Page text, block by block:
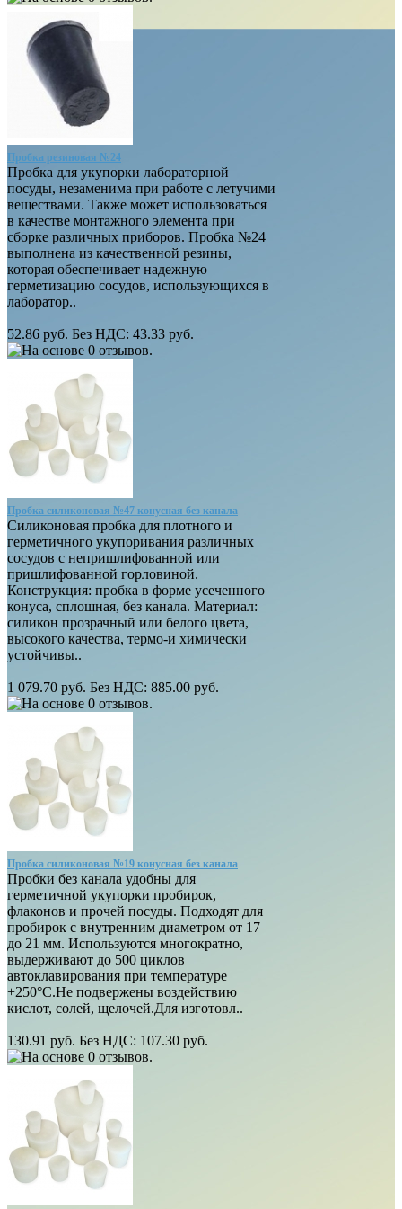
Пробка резиновая №24
Пробка для укупорки лабораторной
посуды, незаменима при работе с летучими
веществами. Также может использоваться
в качестве монтажного элемента при
сборке различных приборов. Пробка №24
выполнена из качественной резины,
которая обеспечивает надежную
герметизацию сосудов, использующихся в
лаборатор..
52.86 руб. Без НДС: 43.33 руб.
Пробка силиконовая №47 конусная без канала
Силиконовая пробка для плотного и
герметичного укупоривания различных
сосудов с непришлифованной или
пришлифованной горловиной.
Конструкция: пробка в форме усеченного
конуса, сплошная, без канала. Материал:
силикон прозрачный или белого цвета,
высокого качества, термо-и химически
устойчивы..
1 079.70 руб. Без НДС: 885.00 руб.
Пробка силиконовая №19 конусная без канала
Пробки без канала удобны для
герметичной укупорки пробирок,
флаконов и прочей посуды. Подходят для
пробирок с внутренним диаметром от 17
до 21 мм. Используются многократно,
выдерживают до 500 циклов
автоклавирования при температуре
+250°С.Не подвержены воздействию
кислот, солей, щелочей.Для изготовл..
130.91 руб. Без НДС: 107.30 руб.